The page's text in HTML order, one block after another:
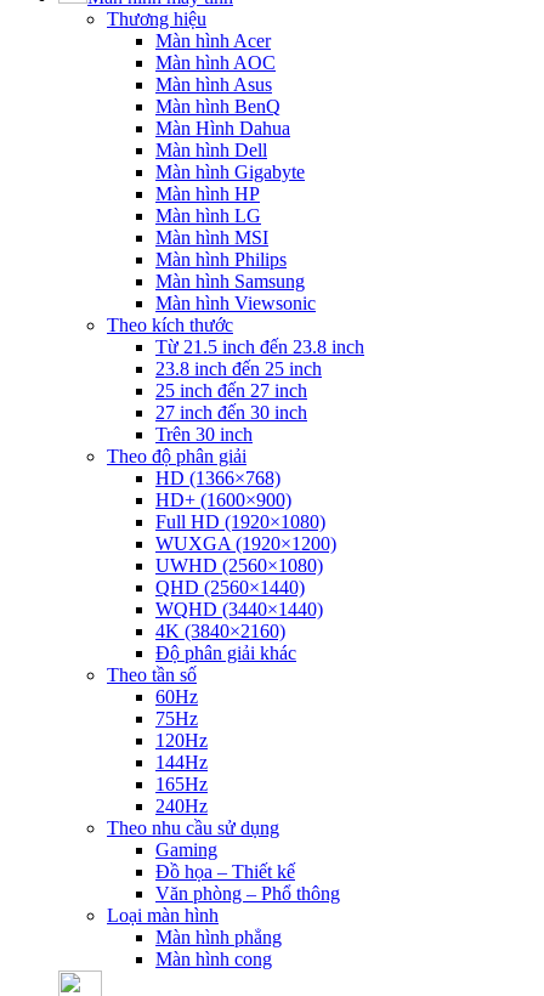
Thương hiệu
Màn hình Acer
Màn hình AOC
Màn hình Asus
Màn hình BenQ
Màn Hình Dahua
Màn hình Dell
Màn hình Gigabyte
Màn hình HP
Màn hình LG
Màn hình MSI
Màn hình Philips
Màn hình Samsung
Màn hình Viewsonic
Theo kích thước
Từ 21.5 inch đến 23.8 inch
23.8 inch đến 25 inch
25 inch đến 27 inch
27 inch đến 30 inch
Trên 30 inch
Theo độ phân giải
HD (1366×768)
HD+ (1600×900)
Full HD (1920×1080)
WUXGA (1920×1200)
UWHD (2560×1080)
QHD (2560×1440)
WQHD (3440×1440)
4K (3840×2160)
Độ phân giải khác
Theo tần số
60Hz
75Hz
120Hz
144Hz
165Hz
240Hz
Theo nhu cầu sử dụng
Gaming
Đồ họa – Thiết kế
Văn phòng – Phổ thông
Loại màn hình
Màn hình phẳng
Màn hình cong